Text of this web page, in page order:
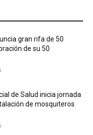
gran rifa de 50
de su 50
de Salud inicia jornada
de mosquiteros